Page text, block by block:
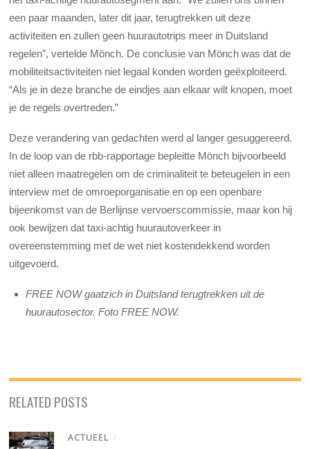
een paar maanden, later dit jaar, terugtrekken uit deze
activiteiten en zullen geen huurautotrips meer in Duitsland
regelen”, vertelde Mönch. De conclusie van Mönch was dat de
mobiliteitsactiviteiten niet legaal konden worden geëxploiteerd.
“Als je in deze branche de eindjes aan elkaar wilt knopen, moet
je de regels overtreden.”
Deze verandering van gedachten werd al langer gesuggereerd.
In de loop van de rbb-rapportage bepleitte Mönch bijvoorbeeld
niet alleen maatregelen om de criminaliteit te beteugelen in een
interview met de omroeporganisatie en op een openbare
bijeenkomst van de Berlijnse vervoerscommissie, maar kon hij
ook bewijzen dat taxi-achtig huurautoverkeer in
overeenstemming met de wet niet kostendekkend worden
uitgevoerd.
FREE NOW gaatzich in Duitsland terugtrekken uit de
huurautosector. Foto FREE NOW.
RELATED POSTS
ACTUEEL /